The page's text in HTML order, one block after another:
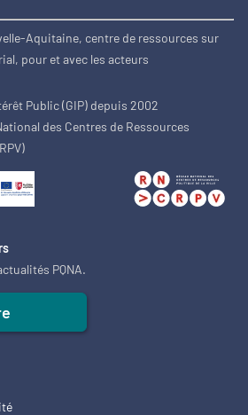
Aquitaine, centre de ressources sur
pour et avec les acteurs
Public (GIP) depuis 2002
des Centres de Ressources
PQNA.